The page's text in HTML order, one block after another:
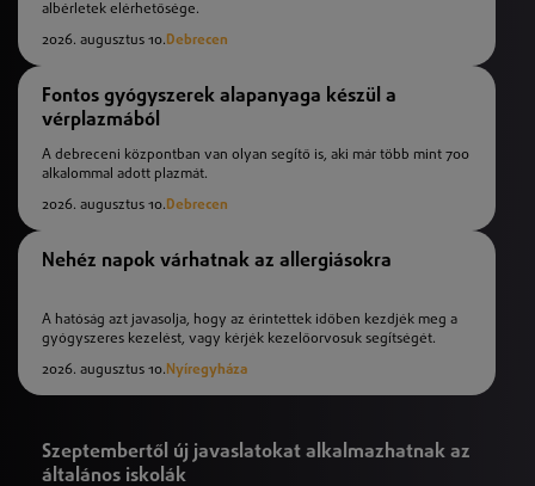
albérletek elérhetősége.
2026. augusztus 10.Debrecen
Fontos gyógyszerek alapanyaga készül a
vérplazmából
A debreceni központban van olyan segítő is, aki már több mint 700
alkalommal adott plazmát.
2026. augusztus 10.Debrecen
Nehéz napok várhatnak az allergiásokra
A hatóság azt javasolja, hogy az érintettek időben kezdjék meg a
gyógyszeres kezelést, vagy kérjék kezelőorvosuk segítségét.
2026. augusztus 10. Nyíregyháza
Szeptembertől új javaslatokat alkalmazhatnak az
általános iskolák